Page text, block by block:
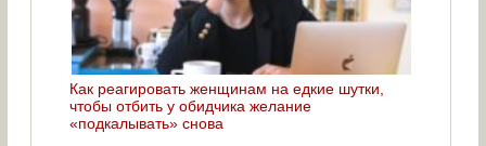
Как реагировать женщинам на едкие шутки,
чтобы отбить у обидчика желание
«подкалывать» снова